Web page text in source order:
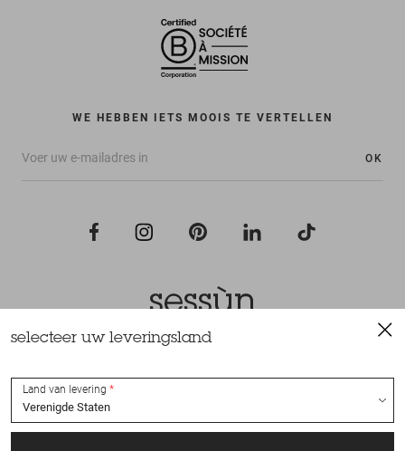
WE HEBBEN IETS MOOIS TE VERTELLEN
OK
Alle rechten voorbehouden Sessùn 2022
selecteer uw leveringsland
Land van levering